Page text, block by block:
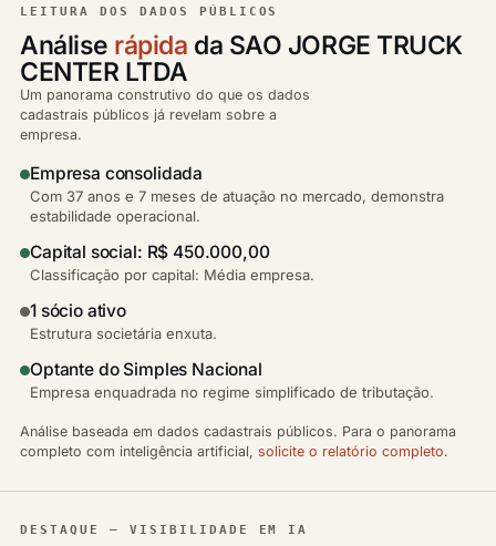
LEITURA DOS DADOS PÚBLICOS
Análise rápida da SAO JORGE TRUCK
CENTER LTDA
Um panorama construtivo do que os dados
cadastrais públicos já revelam sobre a
empresa.
Empresa consolidada
Com 37 anos e 7 meses de atuação no mercado, demonstra
estabilidade operacional.
Capital social: R$ 450.000,00
Classificação por capital: Média empresa.
1 sócio ativo
Estrutura societária enxuta.
Optante do Simples Nacional
Empresa enquadrada no regime simplificado de tributação.
Análise baseada em dados cadastrais públicos. Para o panorama
completo com inteligência artificial, solicite o relatório completo.
DESTAQUE — VISIBILIDADE EM IA